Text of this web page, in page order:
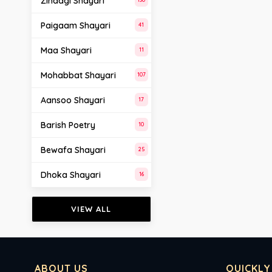
Paigaam Shayari 41
Maa Shayari 11
Mohabbat Shayari 107
Aansoo Shayari 17
Barish Poetry 10
Bewafa Shayari 25
Dhoka Shayari 16
VIEW ALL
ABOUT US